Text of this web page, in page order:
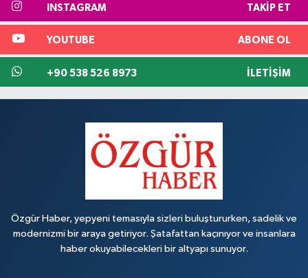
INSTAGRAM TAKIP ET
YOUTUBE ABONE OL
+90 538 526 8973 İLETIŞIM
Özgür Haber, yepyeni temasıyla sizleri buluştururken, sadelik ve
modernizmi bir araya getiriyor. Şatafattan kaçınıyor ve insanlara
haber okuyabilecekleri bir altyapı sunuyor.